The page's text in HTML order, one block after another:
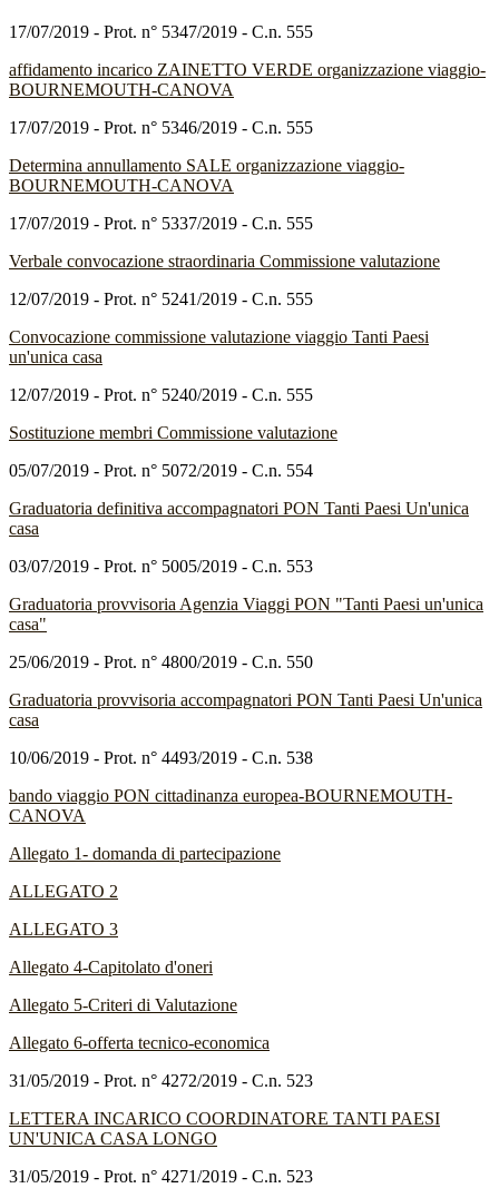
17/07/2019 - Prot. n° 5347/2019 - C.n. 555
affidamento incarico ZAINETTO VERDE organizzazione viaggio-
BOURNEMOUTH-CANOVA
17/07/2019 - Prot. n° 5346/2019 - C.n. 555
Determina annullamento SALE organizzazione viaggio-
BOURNEMOUTH-CANOVA
17/07/2019 - Prot. n° 5337/2019 - C.n. 555
Verbale convocazione straordinaria Commissione valutazione
12/07/2019 - Prot. n° 5241/2019 - C.n. 555
Convocazione commissione valutazione viaggio Tanti Paesi
un'unica casa
12/07/2019 - Prot. n° 5240/2019 - C.n. 555
Sostituzione membri Commissione valutazione
05/07/2019 - Prot. n° 5072/2019 - C.n. 554
Graduatoria definitiva accompagnatori PON Tanti Paesi Un'unica
casa
03/07/2019 - Prot. n° 5005/2019 - C.n. 553
Graduatoria provvisoria Agenzia Viaggi PON "Tanti Paesi un'unica
casa"
25/06/2019 - Prot. n° 4800/2019 - C.n. 550
Graduatoria provvisoria accompagnatori PON Tanti Paesi Un'unica
casa
10/06/2019 - Prot. n° 4493/2019 - C.n. 538
bando viaggio PON cittadinanza europea-BOURNEMOUTH-
CANOVA
Allegato 1- domanda di partecipazione
ALLEGATO 2
ALLEGATO 3
Allegato 4-Capitolato d'oneri
Allegato 5-Criteri di Valutazione
Allegato 6-offerta tecnico-economica
31/05/2019 - Prot. n° 4272/2019 - C.n. 523
LETTERA INCARICO COORDINATORE TANTI PAESI
UN'UNICA CASA LONGO
31/05/2019 - Prot. n° 4271/2019 - C.n. 523